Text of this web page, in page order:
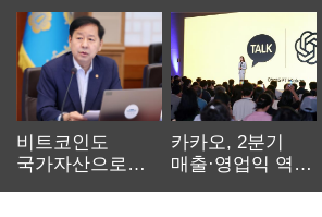
비트코인도
국가자산으로…'
카카오, 2분기
매출·영업익 역대